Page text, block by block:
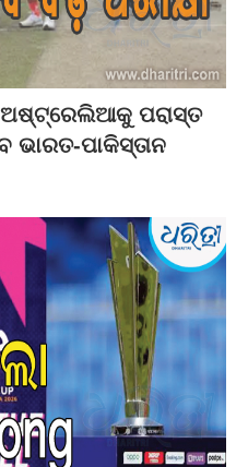
ପରାସ୍ତ
ଭାରତ-ପାକିସ୍ତାନ